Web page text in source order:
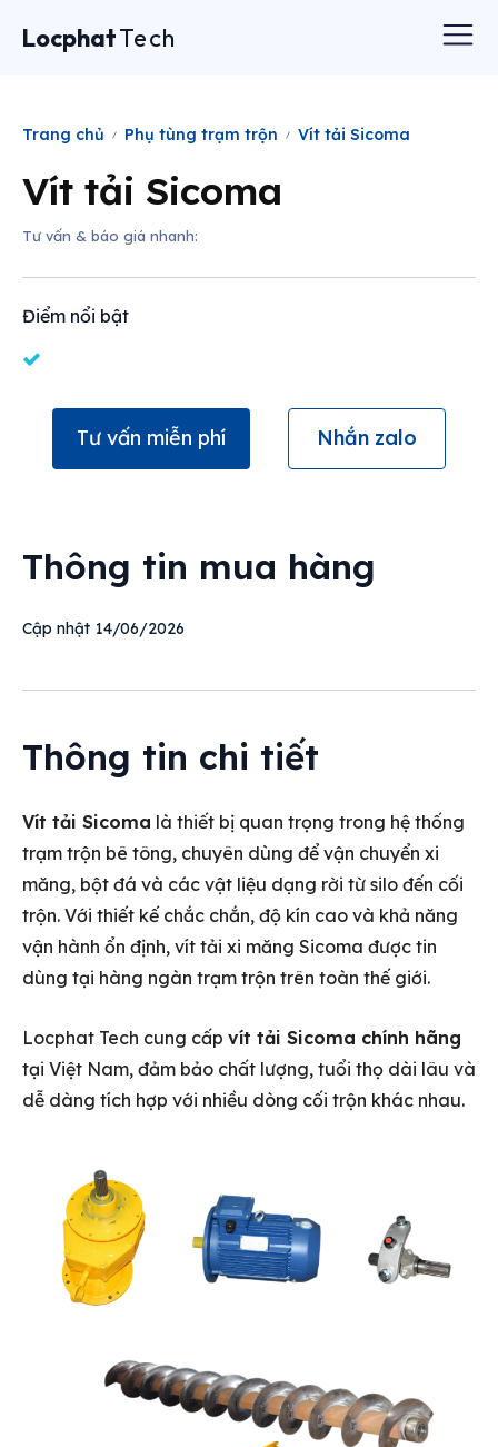
LocphatTech
Trang chủ Phụ tùng trạm trộn Vít tải Sicoma
Vít tải Sicoma
Tư vấn & báo giá nhanh:
Điểm nổi bật
Tư vấn miễn phí Nhắn zalo
Thông tin mua hàng
Cập nhật 14/06/2026
Thông tin chi tiết
Vít tải Sicoma là thiết bị quan trọng trong hệ thống
trạm trộn bê tông, chuyên dùng để vận chuyển xi
măng, bột đá và các vật liệu dạng rời từ silo đến cối
trộn. Với thiết kế chắc chắn, độ kín cao và khả năng
vận hành ổn định, vít tải xi măng Sicoma được tin
dùng tại hàng ngàn trạm trộn trên toàn thế giới.
Locphat Tech cung cấp vít tải Sicoma chính hãng
tại Việt Nam, đảm bảo chất lượng, tuổi thọ dài lâu và
dễ dàng tích hợp với nhiều dòng cối trộn khác nhau.